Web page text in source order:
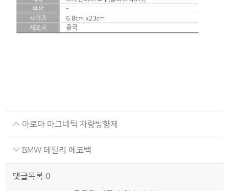
아로마 마그네틱 차량방향제
BMW 데일리 에코백
댓글목록 0